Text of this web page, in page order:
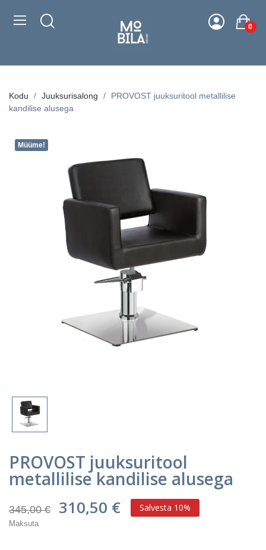
0
Kodu Juuksurisalong
PROVOST juuksuritool metallilise
kandilise alusega
Müüme!
PROVOST juuksuritool
metallilise kandilise alusega
345,00 € 310,50 € Salvesta 10%
Maksuta